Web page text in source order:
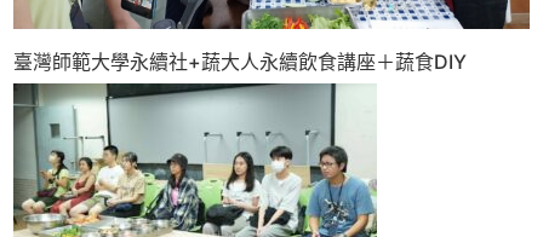
臺灣師範大學永續社+蔬大人永續飲食講座＋蔬食DIY